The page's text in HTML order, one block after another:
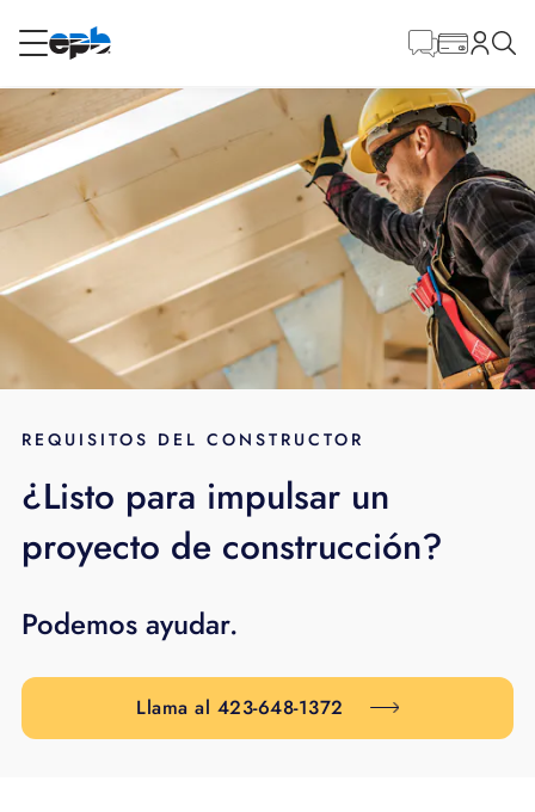
RESIDENCIAL NEGOCIO
Internet
Energía
Televisión
BLOG
APOYO
principal
REQUISITOS DEL CONSTRUCTOR
¿Listo para impulsar un
proyecto de construcción?
Podemos ayudar.
Llama al 423-648-1372